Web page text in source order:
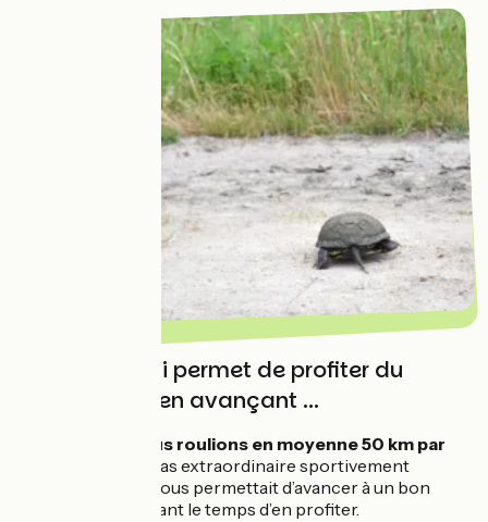
Un rythme qui permet de profiter du
voyage tout en avançant ...
nous roulions en moyenne 50 km par
, ce qui n’est pas extraordinaire sportivement
parlant, mais qui nous permettait d’avancer à un bon
rythme tout en ayant le temps d’en profiter.